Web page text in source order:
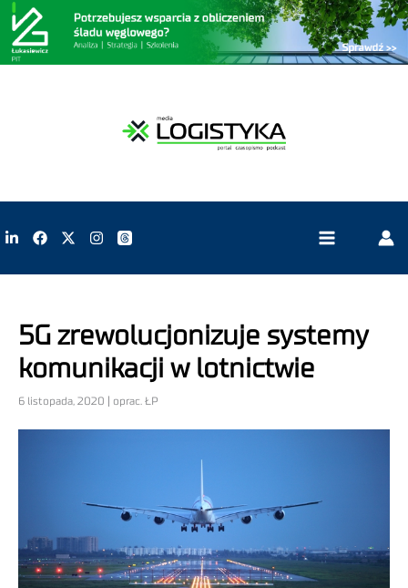
5G zrewolucjonizuje systemy
komunikacji w lotnictwie
6 listopada, 2020 | oprac. ŁP